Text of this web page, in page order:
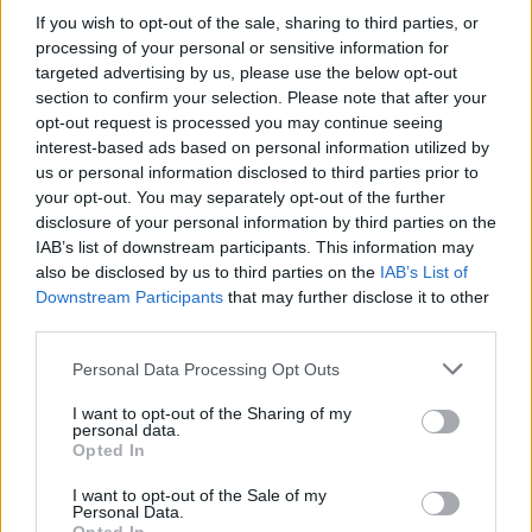
If you wish to opt-out of the sale, sharing to third parties, or
processing of your personal or sensitive information for
targeted advertising by us, please use the below opt-out
section to confirm your selection. Please note that after your
opt-out request is processed you may continue seeing
interest-based ads based on personal information utilized by
us or personal information disclosed to third parties prior to
your opt-out. You may separately opt-out of the further
disclosure of your personal information by third parties on the
IAB’s list of downstream participants. This information may
also be disclosed by us to third parties on the IAB’s List of
Downstream Participants that may further disclose it to other
Please note that this website/app uses one or more Google
not limited to your visit or usage behaviour. You may click to
grant or deny consent to Google and its third-party tags to
use your data for below specified purposes in below Google
consent section.
Personal Data Processing Opt Outs
I want to opt-out of the Sharing of my
personal data.
Opted In
I want to opt-out of the Sale of my
Personal Data.
4Canadair 515: Οι πρώτες εικόνες από την
κατασκευή του αεροσκάφους που θα
επιχειρεί και τη νύχτα στα μέτωπα της
φωτιάς
5«Αφιέρωσε τη ζωή της στο να βοηθά
ανθρώπους που είχαν ανάγκη» - Η πρώτη
δήλωση της οικογένειας της 38χρονης
Λίζα που βρέθηκε νεκρή στην Κυψέλη
Πιο σχολιασμένα
198 Μητσοτάκης στην υπογραφή συμφωνίας
για την ηλεκτρική διασύνδεση Ελλάδας –
είσοδος της Meridiam στην GSI
Έφυγαν οι συνεργάτες, μένει η Μαρία
Καρυστιανού - Η επόμενη μέρα για την
«Ελπίδα για τη Δημοκρατία»
Αυγερινός, Μουτσάτσου και ακόμη 20
πρώην στελέχη κατά Καρυστιανού: «Δεν